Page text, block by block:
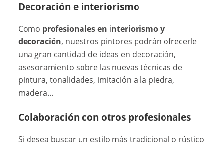
Decoración e interiorismo
Como profesionales en interiorismo y
decoración, nuestros pintores podrán ofrecerle
una gran cantidad de ideas en decoración,
asesoramiento sobre las nuevas técnicas de
pintura, tonalidades, imitación a la piedra,
madera...
Colaboración con otros profesionales
Si desea buscar un estilo más tradicional o rústico